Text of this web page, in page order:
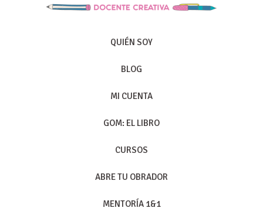
QUIÉN SOY
BLOG
MI CUENTA
GOM: EL LIBRO
CURSOS
ABRE TU OBRADOR
MENTORÍA 1&1